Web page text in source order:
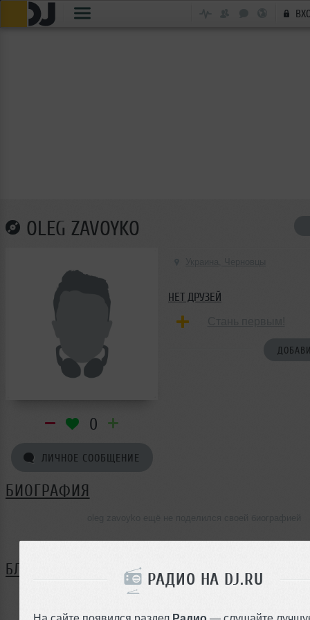
РАДИО НА DJ.RU
На сайте появился раздел Радио — слушайте
OLEG ZAVOYKO
0
ЛИЧНОЕ СООБЩЕНИЕ
НЕТ ДРУЗЕЙ
БИОГРАФИЯ
БЛОГ